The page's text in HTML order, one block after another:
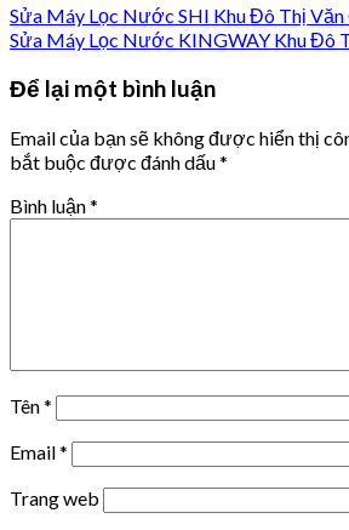
Sửa Máy Lọc Nước SHI Khu Đô Thị Văn
Sửa Máy Lọc Nước KINGWAY Khu Đô
Để lại một bình luận
Email của bạn sẽ không được hiển thị
bắt buộc được đánh dấu*
Bình luận*
Tên*
Email*
Trang web